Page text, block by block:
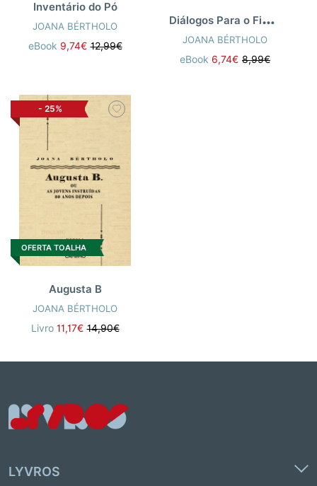
Inventário do Pó
JOANA BÉRTHOLO
eBook 9,74€ 12,99€
D
iálogos Para o Fim do Mundo
JOANA BÉRTHOLO
eBook 6,74€ 8,99€
- 25%
OFERTA TOALHA
Augusta B
JOANA BÉRTHOLO
Livro 11,17€ 14,90€
LYVROS